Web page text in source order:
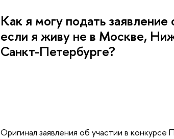
Как я могу подать
если я живу не в Москве,
Санкт-Петербурге?
Оригинал заявления об участии в